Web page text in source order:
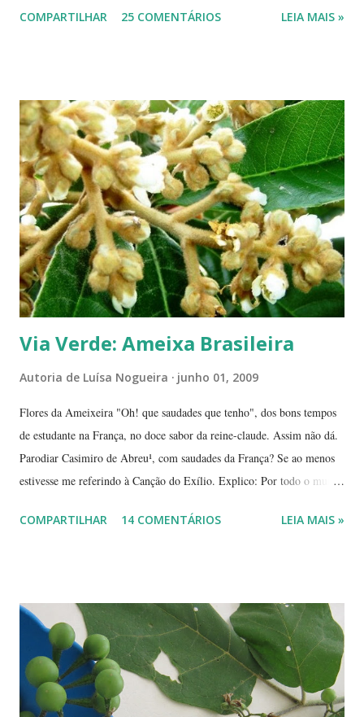
por tons mesclados de rosa, amarelo e laranja. No meio das flores
jóias preciosas, estão presentes na ceia de réveillon. Sim, eles nos
remetem a alegres brincadeiras - por muitos levadas a sério: São
guardados em carteiras, deixados sob os pratos e por aí vai ... E,
dizem, é um sinal de boa sorte para o ano que começa. Caramboleira -
Quer um Natal bem brasileiro? Use a imaginação, enfeitando su...
COMPARTILHAR 25 COMENTÁRIOS LEIA MAIS »
Via Verde: Ameixa Brasileira
Autoria de Luísa Nogueira junho 01, 2009
Flores da Ameixeira "Oh! que saudades que tenho", dos bons tempos
de estudante na França, no doce sabor da reine-claude. Assim não dá.
Parodiar Casimiro de Abreu¹, com saudades da França? Se ao menos
estivesse me referindo à Canção do Exílio. Explico: Por todo o mundo
precisos, mas é por aí. Na Europa existe uma grande quantidade delas,
coquinho, morango, amora - estou citando as que amo, claro. Em
Paris pode-se encontrar a reine-claude em quase todos os lugares, dos
supermercados às feiras livres. Foi em uma dessas feiras que a
conheci. Compramos muitas. Quando a experimentei... Ah! Como é
de-li-ci-o-sa! Comecei a degustá-las e só parei porque me contaram
COMPARTILHAR 14 COMENTÁRIOS LEIA MAIS »